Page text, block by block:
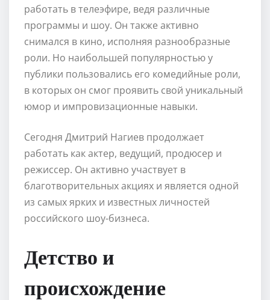
работать в телеэфире, ведя различные
программы и шоу. Он также активно
снимался в кино, исполняя разнообразные
роли. Но наибольшей популярностью у
публики пользовались его комедийные роли,
в которых он смог проявить свой уникальный
юмор и импровизационные навыки.
Сегодня Дмитрий Нагиев продолжает
работать как актер, ведущий, продюсер и
режиссер. Он активно участвует в
благотворительных акциях и является одной
из самых ярких и известных личностей
российского шоу-бизнеса.
Детство и
происхождение